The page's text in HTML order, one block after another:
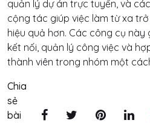
quản lý dự án trực tuyến, và
cộng tác giúp việc làm từ xa
hiệu quả hơn. Các công cụ này
kết nối, quản lý công việc và
thành viên trong nhóm một
Chia
sẻ
bài